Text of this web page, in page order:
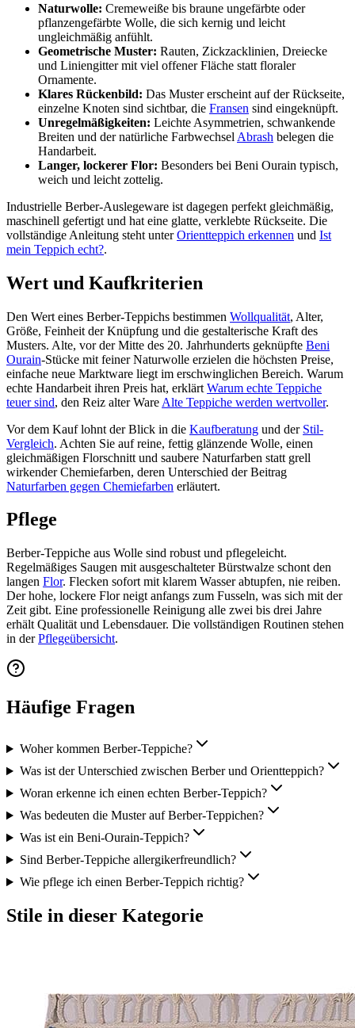
Naturwolle: Cremeweiße bis braune ungefärbte oder
pflanzengefärbte Wolle, die sich kernig und leicht
ungleichmäßig anfühlt.
Geometrische Muster: Rauten, Zickzacklinien, Dreiecke
und Liniengitter mit viel offener Fläche statt floraler
Ornamente.
Klares Rückenbild: Das Muster erscheint auf der Rückseite,
einzelne Knoten sind sichtbar, die Fransen sind eingeknüpft.
Unregelmäßigkeiten: Leichte Asymmetrien, schwankende
Breiten und der natürliche Farbwechsel Abrash belegen die
Handarbeit.
Langer, lockerer Flor: Besonders bei Beni Ourain typisch,
weich und leicht zottelig.
Industrielle Berber-Auslegeware ist dagegen perfekt gleichmäßig,
maschinell gefertigt und hat eine glatte, verklebte Rückseite. Die
vollständige Anleitung steht unterOrientteppich erkennen und Ist
mein Teppich echt?.
Wert und Kaufkriterien
Den Wert eines Berber-Teppichs bestimmen Wollqualität, Alter,
Größe, Feinheit der Knüpfung und die gestalterische Kraft des
Musters. Alte, vor der Mitte des 20. Jahrhunderts geknüpfte Beni
Ourain-Stücke mit feiner Naturwolle erzielen die höchsten Preise,
einfache neue Marktware liegt im erschwinglichen Bereich. Warum
echte Handarbeit ihren Preis hat, erklärt Warum echte Teppiche
teuer sind, den Reiz alter Ware Alte Teppiche werden wertvoller.
Vor dem Kauf lohnt der Blick in die Kaufberatung und der Stil-
Vergleich. Achten Sie auf reine, fettig glänzende Wolle, einen
gleichmäßigen Florschnitt und saubere Naturfarben statt grell
wirkender Chemiefarben, deren Unterschied der Beitrag
Naturfarben gegen Chemiefarben erläutert.
Pflege
Berber-Teppiche aus Wolle sind robust und pflegeleicht.
Regelmäßiges Saugen mit ausgeschalteter Bürstwalze schont den
langen Flor. Flecken sofort mit klarem Wasser abtupfen, nie reiben.
Der hohe, lockere Flor neigt anfangs zum Fusseln, was sich mit der
Zeit gibt. Eine professionelle Reinigung alle zwei bis drei Jahre
erhält Qualität und Lebensdauer. Die vollständigen Routinen stehen
in derPflegeübersicht.
Häufige Fragen
Woher kommen Berber-Teppiche?
Was ist der Unterschied zwischen Berber und Orientteppich?
Woran erkenne ich einen echten Berber-Teppich?
Was bedeuten die Muster auf Berber-Teppichen?
Was ist ein Beni-Ourain-Teppich?
Sind Berber-Teppiche allergikerfreundlich?
Wie pflege ich einen Berber-Teppich richtig?
Stile in dieser Kategorie